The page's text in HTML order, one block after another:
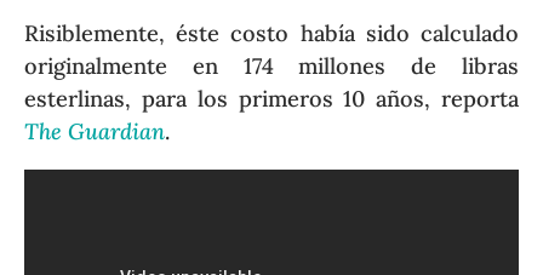
Risiblemente, éste costo había sido calculado
originalmente en 174 millones de libras
esterlinas, para los primeros 10 años, reporta
The Guardian.